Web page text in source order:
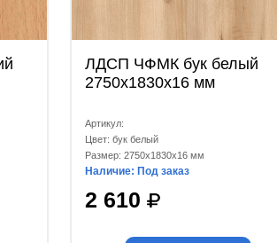
ЛДСП ЧФМК бук белый
2750x1830x16 мм
Артикул:
Цвет: бук белый
Размер: 2750x1830x16 мм
Наличие: Под заказ
2 610